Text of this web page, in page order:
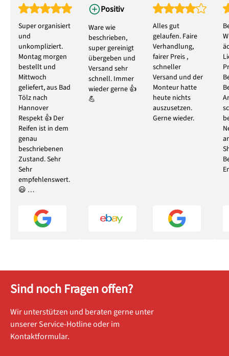
Super organisiert
und
unkompliziert.
Montag morgen
bestellt und
Mittwoch
geliefert, aus Bad
Tölz nach
Hannover
Respekt 👍 Der
Reifen ist in dem
genau
beschriebenen
Zustand. Sehr
Sehr
empfehlenswert.
😃 …
Positiv
Ware wie
beschrieben,
super gereinigt
übergeben und
Versand sehr
schnell. Immer
wieder gerne 👍
💪
Alles gut
gelaufen. Faire
Verhandlung,
fairer Preis ,
schneller
Versand und der
Monteur hatte
heute nichts
auszusetzen.
Gerne wieder.
Sind noch Fragen offen?
Wir unterstützen und beraten gerne unter
unserer Service-Hotline oder im
Kontaktformular.